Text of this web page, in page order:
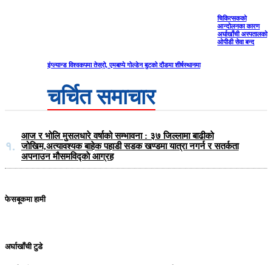
चिकित्सकको
आन्दोलनका कारण
अर्घाखाँची अस्पतालको
ओपीडी सेवा बन्द
इंग्ल्यान्ड विश्वकपमा तेस्रो, एमबाप्पे गोल्डेन बुटको दौडमा शीर्षस्थानमा
चर्चित समाचार
१.
आज र भोलि मुसलधारे वर्षाको सम्भावना : ३७ जिल्लामा बाढीको
जोखिम,अत्यावश्यक बाहेक पहाडी सडक खण्डमा यात्रा नगर्न र सतर्कता
अपनाउन मौसमविद्काे आग्रह
फेसबूकमा हामी
अर्घाखाँची टुडे